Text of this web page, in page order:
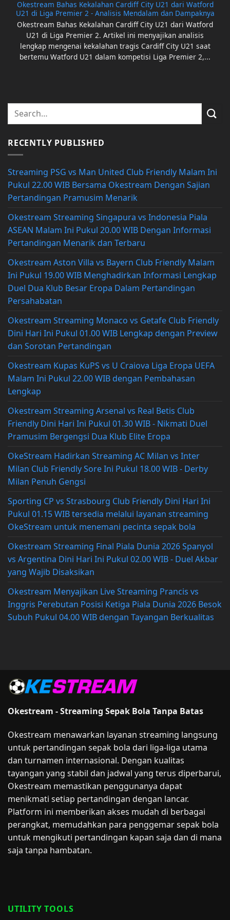
Okestream Bahas Kekalahan Cardiff City U21 dari Watford
U21 di Liga Premier 2 - Analisis Mendalam dan Dampaknya
Okestream Bahas Kekalahan Cardiff City U21 dari Watford
U21 di Liga Premier 2. Artikel ini menyajikan analisis
lengkap mengenai kekalahan tragis Cardiff City U21 saat
bertemu Watford U21 dalam kompetisi Liga Premier 2,...
RECENTLY PUBLISHED
Streaming PSG vs Man United Club Friendly Malam Ini
Pukul 22.00 WIB Bersama Okestream Dengan Sajian
Pertandingan Pramusim Menarik
Okestream Streaming Singapura vs Indonesia Piala
ASEAN Malam Ini Pukul 20.00 WIB Dengan Informasi
Pertandingan Menarik dan Terbaru
Okestream Aston Villa vs Bayern Club Friendly Malam
Ini Pukul 19.00 WIB Menghadirkan Informasi Lengkap
Duel Dua Klub Besar Eropa Dalam Pertandingan
Persahabatan
Okestream Streaming Monaco vs Getafe Club Friendly
Dini Hari Ini Pukul 01.00 WIB Lengkap dengan Preview
dan Sorotan Pertandingan
Okestream Kupas KuPS vs U Craiova Liga Eropa UEFA
Malam Ini Pukul 22.00 WIB dengan Pembahasan
Lengkap
Okestream Streaming Arsenal vs Real Betis Club
Friendly Dini Hari Ini Pukul 01.30 WIB - Nikmati Duel
Pramusim Bergengsi Dua Klub Elite Eropa
OkeStream Hadirkan Streaming AC Milan vs Inter
Milan Club Friendly Sore Ini Pukul 18.00 WIB - Derby
Milan Penuh Gengsi
Sporting CP vs Strasbourg Club Friendly Dini Hari Ini
Pukul 01.15 WIB tersedia melalui layanan streaming
OkeStream untuk menemani pecinta sepak bola
Okestream Streaming Final Piala Dunia 2026 Spanyol
vs Argentina Dini Hari Ini Pukul 02.00 WIB - Duel Akbar
yang Wajib Disaksikan
Okestream Menyajikan Live Streaming Prancis vs
Inggris Perebutan Posisi Ketiga Piala Dunia 2026 Besok
Subuh Pukul 04.00 WIB dengan Tayangan Berkualitas
Okestream - Streaming Sepak Bola Tanpa Batas
Okestream menawarkan layanan streaming langsung
untuk pertandingan sepak bola dari liga-liga utama
dan turnamen internasional. Dengan kualitas
tayangan yang stabil dan jadwal yang terus diperbarui,
Okestream memastikan penggunanya dapat
menikmati setiap pertandingan dengan lancar.
Platform ini memberikan akses mudah di berbagai
perangkat, memudahkan para penggemar sepak bola
untuk mengikuti pertandingan kapan saja dan di mana
saja tanpa hambatan.
UTILITY TOOLS